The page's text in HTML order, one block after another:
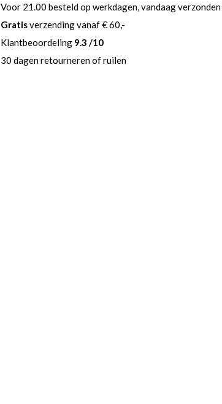
Voor 21.00 besteld op werkdagen, vandaag verzonden
Gratisverzending vanaf € 60,-
Klantbeoordeling 9.3 /10
30 dagen retourneren of ruilen